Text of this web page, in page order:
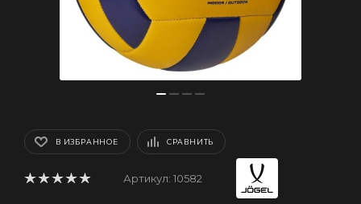
В ИЗБРАННОЕ СРАВНИТЬ
Артикул: 10582